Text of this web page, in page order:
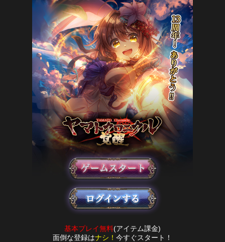
基本プレイ無料(アイテム課金)
面倒な登録はナシ！ 今すぐスタート！